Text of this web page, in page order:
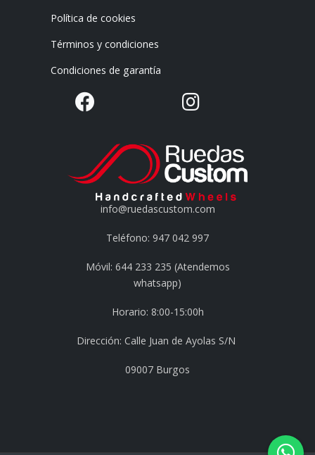
Política de cookies
Términos y condiciones
Condiciones de garantía
info@ruedascustom.com
Teléfono: 947 042 997
Móvil: 644 233 235 (Atendemos
whatsapp)
Horario: 8:00-15:00h
Dirección: Calle Juan de Ayolas S/N
09007 Burgos